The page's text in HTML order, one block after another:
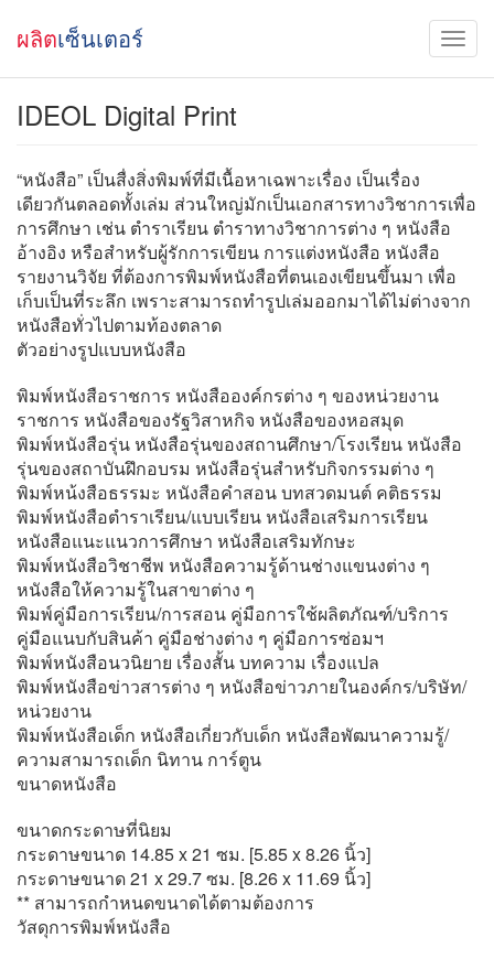
ผลิตเซ็นเตอร์
IDEOL Digital Print
“หนังสือ” เป็นสื่งสิ่งพิมพ์ที่มีเนื้อหาเฉพาะเรื่อง เป็นเรื่อง
เดียวกันตลอดทั้งเล่ม ส่วนใหญ่มักเป็นเอกสารทางวิชาการเพื่อ
การศึกษา เช่น ตำราเรียน ตำราทางวิชาการต่าง ๆ หนังสือ
อ้างอิง หรือสำหรับผู้รักการเขียน การแต่งหนังสือ หนังสือ
รายงานวิจัย ที่ต้องการพิมพ์หนังสือที่ตนเองเขียนขึ้นมา เพื่อ
เก็บเป็นที่ระลึก เพราะสามารถทำรูปเล่มออกมาได้ไม่ต่างจาก
หนังสือทั่วไปตามท้องตลาด
ตัวอย่างรูปแบบหนังสือ
พิมพ์หนังสือราชการ หนังสือองค์กรต่าง ๆ ของหน่วยงาน
ราชการ หนังสือของรัฐวิสาหกิจ หนังสือของหอสมุด
พิมพ์หนังสือรุ่น หนังสือรุ่นของสถานศึกษา/โรงเรียน หนังสือ
รุ่นของสถาบันฝึกอบรม หนังสือรุ่นสำหรับกิจกรรมต่าง ๆ
พิมพ์หน้งสือธรรมะ หนังสือคำสอน บทสวดมนต์ คติธรรม
พิมพ์หนังสือตำราเรียน/แบบเรียน หนังสือเสริมการเรียน
หนังสือแนะแนวการศึกษา หนังสือเสริมทักษะ
พิมพ์หนังสือวิชาชีพ หนังสือความรู้ด้านช่างแขนงต่าง ๆ
หนังสือให้ความรู้ในสาขาต่าง ๆ
พิมพ์คู่มือการเรียน/การสอน คู่มือการใช้ผลิตภัณฑ์/บริการ
คู่มือแนบกับสินค้า คู่มือช่างต่าง ๆ คู่มือการซ่อมฯ
พิมพ์หนังสือนวนิยาย เรื่องสั้น บทความ เรื่องแปล
พิมพ์หนังสือข่าวสารต่าง ๆ หนังสือข่าวภายในองค์กร/บริษัท/
หน่วยงาน
พิมพ์หนังสือเด็ก หนังสือเกี่ยวกับเด็ก หนังสือพัฒนาความรู้/
ความสามารถเด็ก นิทาน การ์ตูน
ขนาดหนังสือ
ขนาดกระดาษที่นิยม
กระดาษขนาด 14.85 x 21 ซม. [5.85 x 8.26 นิ้ว]
กระดาษขนาด 21 x 29.7 ซม. [8.26 x 11.69 นิ้ว]
** สามารถกำหนดขนาดได้ตามต้องการ
วัสดุการพิมพ์หนังสือ